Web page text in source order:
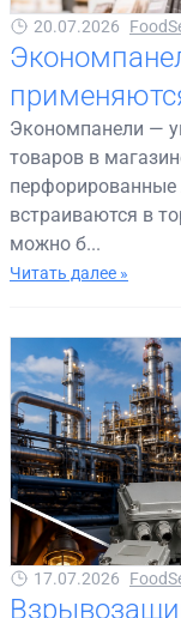
20.07.2026
Экономпанели —
товаров в
перфорированные
встраиваются в
можно б...
Читать далее »
17.07.2026